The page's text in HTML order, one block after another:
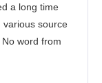
a long time
various source
word from